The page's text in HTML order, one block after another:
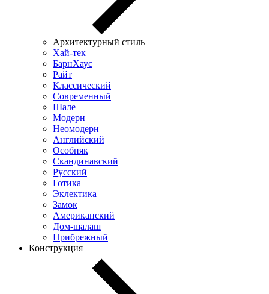
Архитектурный стиль
Хай-тек
БарнХаус
Райт
Классический
Современный
Шале
Модерн
Неомодерн
Английский
Особняк
Скандинавский
Русский
Готика
Эклектика
Замок
Американский
Дом-шалаш
Прибрежный
Конструкция